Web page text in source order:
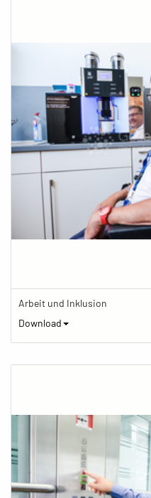
Arbeit und Inklusion
Download